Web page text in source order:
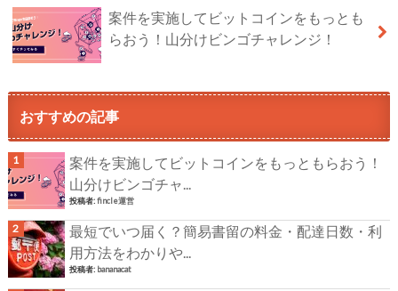
案件を実施してビットコインをもっとも
らおう！山分けビンゴチャレンジ！
おすすめの記事
案件を実施してビットコインをもっともらおう！
山分けビンゴチャ...
投稿者:fincle運営
最短でいつ届く？簡易書留の料金・配達日数・利
用方法をわかりや...
投稿者: bananacat